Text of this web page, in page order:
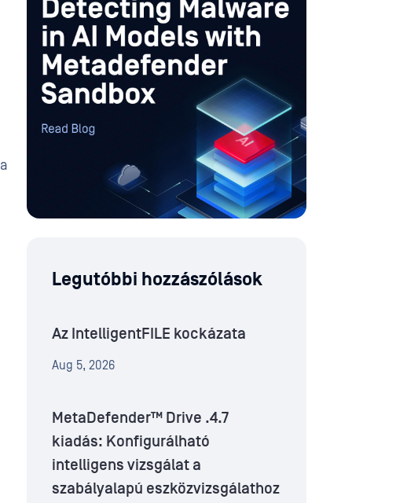
Legutóbbi hozzászólások
Az IntelligentFILE kockázata
Aug 5, 2026
MetaDefender™ Drive .4.7
kiadás: Konfigurálható
intelligens vizsgálat a
szabályalapú eszközvizsgálathoz